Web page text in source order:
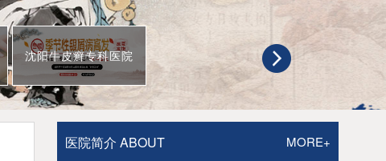
沈阳牛皮癣专科医院
医院简介 ABOUT MORE+